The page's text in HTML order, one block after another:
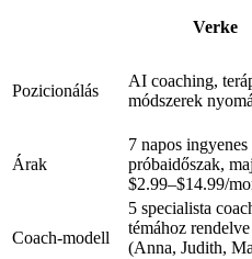
Verke
Pozicionálás
AI coaching,
módszerek
Árak
7 napos ingyenes
próbaidőszak,
$2.99–$14.99/
Coach-modell
5 specialista
témához rendelve
(Anna, Judith,